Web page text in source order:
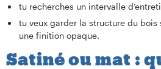
tu recherches un intervalle
tu veux garder la structure du
une finition opaque.
Satiné ou mat :